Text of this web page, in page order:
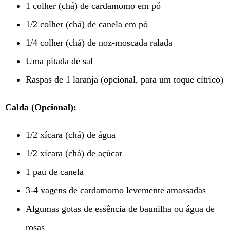
1 colher (chá) de cardamomo em pó
1/2 colher (chá) de canela em pó
1/4 colher (chá) de noz-moscada ralada
Uma pitada de sal
Raspas de 1 laranja (opcional, para um toque cítrico)
Calda (Opcional):
1/2 xícara (chá) de água
1/2 xícara (chá) de açúcar
1 pau de canela
3-4 vagens de cardamomo levemente amassadas
Algumas gotas de essência de baunilha ou água de
rosas